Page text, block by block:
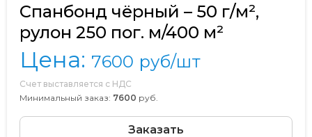
Спанбонд чёрный – 50 г/м²,
рулон 250 пог. м/400 м²
Цена: 7600 руб/шт
Счет выставляется с НДС
Минимальный заказ: 7600 руб.
Заказать